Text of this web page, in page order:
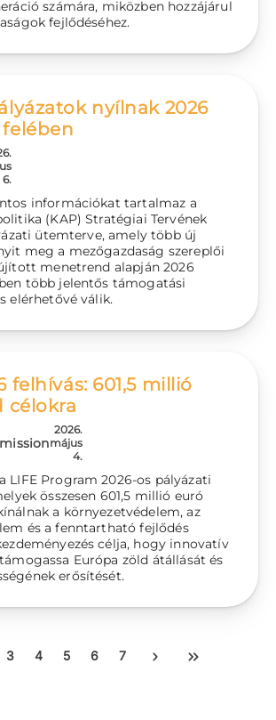
számára, miközben hozzájárul
fejlődéséhez.
nyílnak 2026
6.
információkat tartalmaz a
(KAP) Stratégiai Tervének
ütemterve, amely több új
meg a mezőgazdaság szereplői
menetrend alapján 2026
több jelentős támogatási
elérhetővé válik.
felhívás: 601,5 millió
célokra
2026.
május
4.
LIFE Program 2026-os pályázati
összesen 601,5 millió euró
a környezetvédelem, az
és a fenntartható fejlődés
célja, hogy innovatív
Európa zöld átállását és
erősítését.
Oldal
3 Oldal
4 Oldal
5 Oldal
6 Oldal
7 Következő oldal
Utolsó oldal